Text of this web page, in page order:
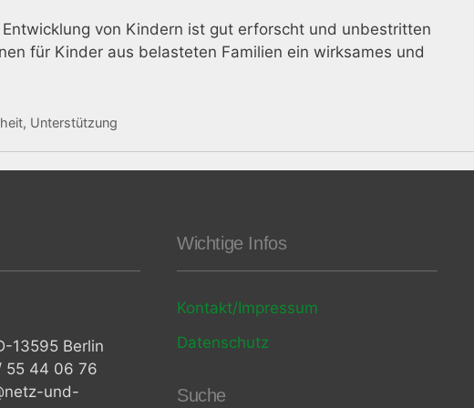
von Kindern ist gut erforscht und unbestritten
für Kinder aus belasteten Familien ein wirksames und
, Unterstützung
13595 Berlin
55 44 06 76
und-
Wichtige Infos
Kontakt/Impressum
Datenschutz
Suche